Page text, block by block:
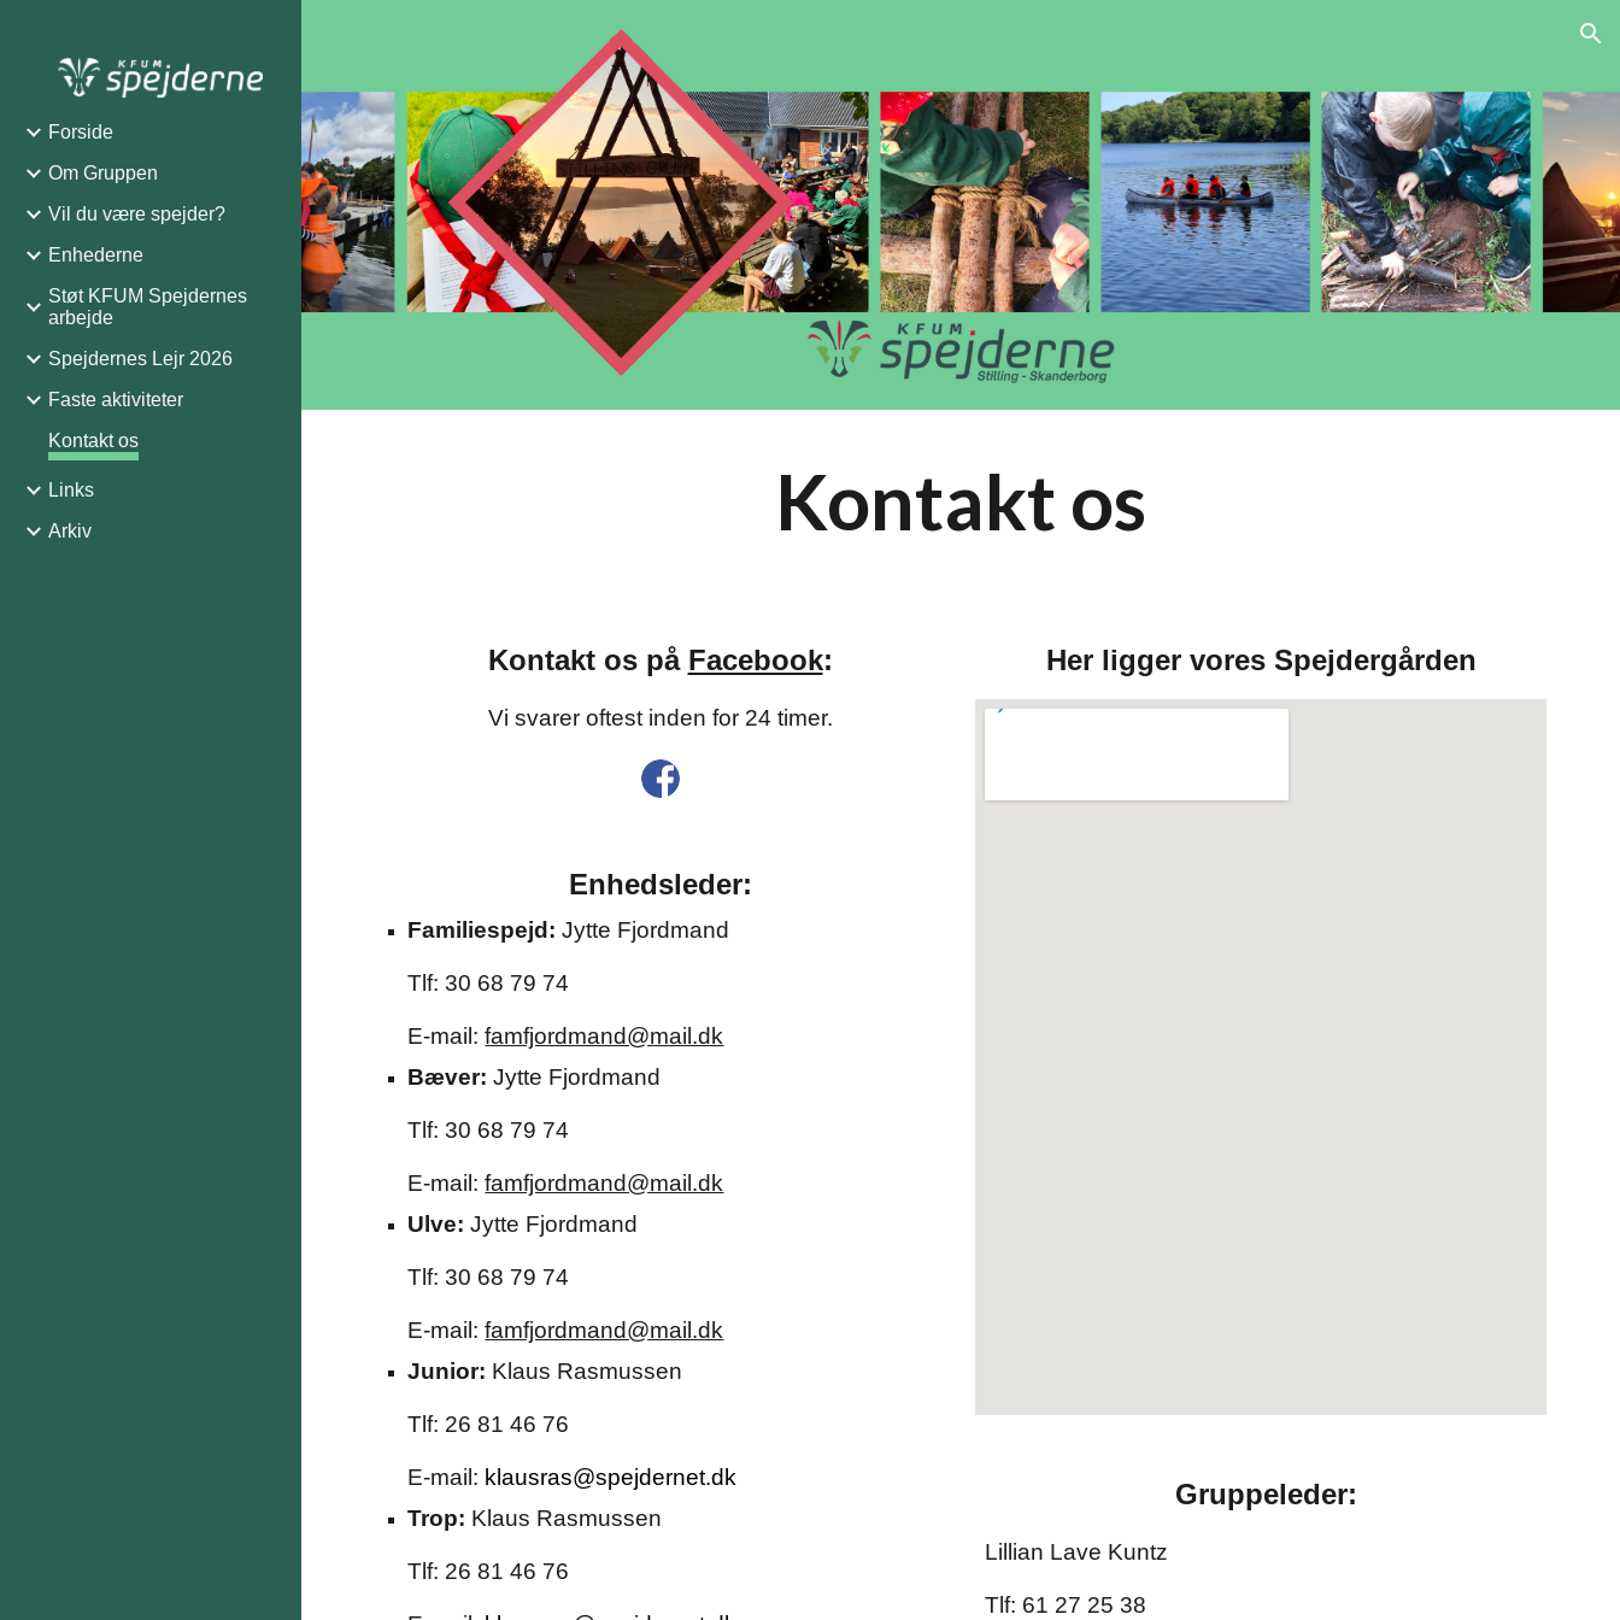
Skip to main content
Forside
Om Gruppen
Vil du være spejder?
Enhederne
Støt KFUM Spejdernes
arbejde
Spejdernes Lejr 2026
Faste aktiviteter
Kontakt os
Links
Arkiv
Kontakt os
Kontakt os på Facebook:
Vi svarer oftest inden for 24 timer.
Enhedsleder:
Familiespejd: Jytte Fjordmand
Tlf: 30 68 79 74
E-mail: famfjordmand@mail.dk
Bæver: Jytte Fjordmand
Tlf: 30 68 79 74
E-mail: famfjordmand@mail.dk
Ulve: Jytte Fjordmand
Tlf: 30 68 79 74
E-mail: famfjordmand@mail.dk
Junior: Klaus Rasmussen
Tlf: 26 81 46 76
E-mail: klausras@spejdernet.dk
Trop: Klaus Rasmussen
Tlf: 26 81 46 76
Her ligger vores Spejdergården
Gruppeleder:
Lillian Lave Kuntz
Tlf: 61 27 25 38